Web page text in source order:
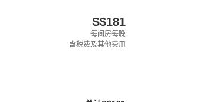
S$181
每间房每晚
含税费及其他费用